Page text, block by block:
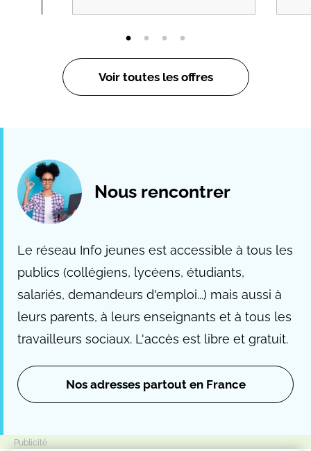
Voir toutes les offres
Nous rencontrer
Le réseau Info jeunes est accessible à tous les
publics (collégiens, lycéens, étudiants,
salariés, demandeurs d'emploi...) mais aussi à
leurs parents, à leurs enseignants et à tous les
travailleurs sociaux. L'accès est libre et gratuit.
Nos adresses partout en France